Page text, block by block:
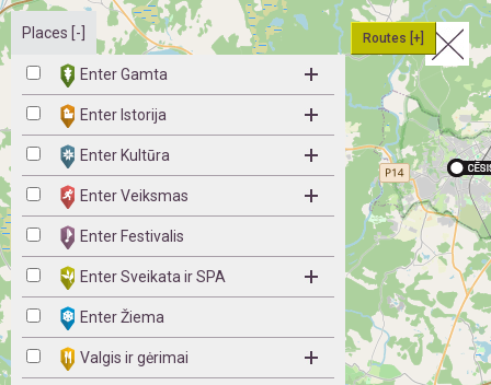
Places [-]
Enter Gamta
Enter Istorija
Enter Kultūra
Enter Veiksmas
Enter Festivalis
Enter Sveikata ir SPA
Enter Žiema
Valgis ir gėrimai
Routes [+]